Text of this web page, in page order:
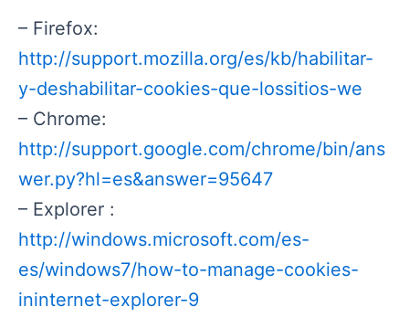
– Firefox:
http://support.mozilla.org/es/kb/habilitar-
y-deshabilitar-cookies-que-lossitios-we
– Chrome:
http://support.google.com/chrome/bin/ans
wer.py?hl=es&answer=95647
– Explorer :
http://windows.microsoft.com/es-
es/windows7/how-to-manage-cookies-
ininternet-explorer-9